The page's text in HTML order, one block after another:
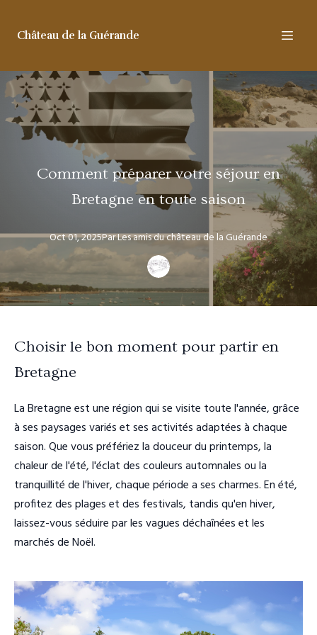
Château de la Guérande
Comment préparer votre séjour en
Bretagne en toute saison
Oct 01, 2025ParLes amisdu château de la Guérande
Choisir le bon moment pour partir en
Bretagne
La Bretagne est une région qui se visite toute l'année, grâce
à ses paysages variés et ses activités adaptées à chaque
saison. Que vous préfériez la douceur du printemps, la
chaleur de l'été, l'éclat des couleurs automnales ou la
tranquillité de l'hiver, chaque période a ses charmes. En été,
profitez des plages et des festivals, tandis qu'en hiver,
laissez-vous séduire par les vagues déchaînées et les
marchés de Noël.